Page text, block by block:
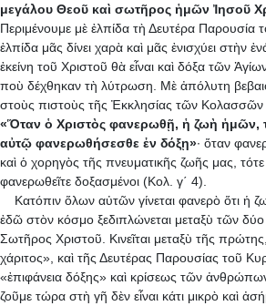
μεγάλου Θεοῦ καὶ σωτῆρος ἡμῶν Ἰησοῦ
Περιμένουμε μὲ ἐλπίδα τὴ Δευτέρα Παρουσία
ἐλπίδα μᾶς δίνει χαρὰ καὶ μᾶς ἐνισχύει στὴν
ἐκείνη τοῦ Χριστοῦ θὰ εἶναι καὶ δόξα τῶν
ποὺ δέχθηκαν τὴ λύτρωση. Μὲ ἀπόλυτη
στοὺς πιστοὺς τῆς Ἐκκλησίας τῶν
«Ὅταν ὁ Χριστὸς φανερωθῇ, ἡ ζωὴ ἡμῶν,
αὐτῷ φανερωθήσεσθε ἐν δόξῃ»· ὅταν
καὶ ὁ χορηγὸς τῆς πνευματικῆς ζωῆς μας, τότε
φανερωθεῖτε δοξασμένοι (Κολ. γ΄ 4).
Κατόπιν ὅλων αὐτῶν γίνεται φανερὸ ὅτι ἡ
ἐδῶ στὸν κόσμο ξεδιπλώνεται μεταξὺ τῶν
Σωτῆρος Χριστοῦ. Κινεῖται μεταξὺ τῆς
χάριτος», καὶ τῆς Δευτέρας Παρουσίας τοῦ
«ἐπιφάνεια δόξης» καὶ κρίσεως τῶν
ζοῦμε τώρα στὴ γῆ δὲν εἶναι κάτι μικρὸ καὶ